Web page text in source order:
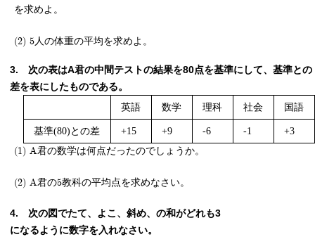
を求めよ。
(2) 5人の体重の平均を求めよ。
次の表はA君の中間テストの結果を80点を基準にして、基準との
差を表にしたものである。
英語
数学 理科 社会 国語
基準(80)との差 +15 +9 -6 -1 +3
(1) A君の数学は何点だったのでしょうか。
(2) A君の5教科の平均点を求めなさい。
次の図でたて、よこ、斜め、の和がどれも3
になるように数字を入れなさい。